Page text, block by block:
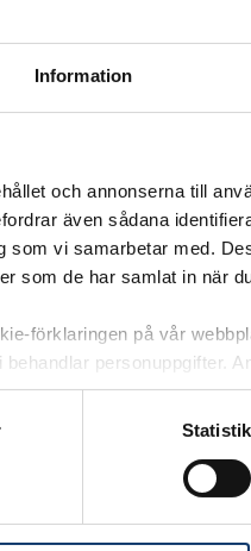
Information
och annonserna till
även sådana
vi samarbetar med.
som de har samlat in när
förklaringen på vår
personuppgifter.
själv ändra ditt
Statistik
sedan skicka den per
Blankett för
Medlemskap i a-
Rätt till medlemskap i
restauranger,
bingoföretag, spa
Du kan bli medlem
bransch.